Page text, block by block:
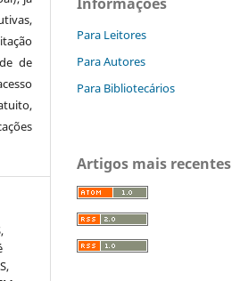
de
Para Leitores
Para Autores
Para Bibliotecários
Artigos mais recentes